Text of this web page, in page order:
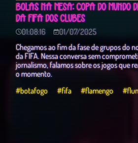
BOLAS NA MESA: COPA DO MUNDO
DA FIFA DOS CLUBES
01:08:16
01/07/2025
Chegamos ao fim da fase de grupos do
da FIFA. Nessa conversa sem
jornalismo, falamos sobre os jogos que
o momento.
#botafogo
#fifa #flamengo